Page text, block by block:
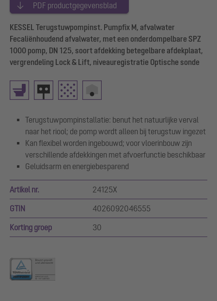
PDF productgegevensblad
KESSEL Terugstuwpompinst. Pumpfix M, afvalwater
Fecaliënhoudend afvalwater, met een onderdompelbare SPZ
1000 pomp, DN 125, soort afdekking betegelbare afdekplaat,
vergrendeling Lock & Lift, niveauregistratie Optische sonde
Terugstuwpompinstallatie: benut het natuurlijke verval
naar het riool; de pomp wordt alleen bij terugstuw ingezet
Kan flexibel worden ingebouwd; voor vloerinbouw zijn
verschillende afdekkingen met afvoerfunctie beschikbaar
Geluidsarm en energiebesparend
Artikel nr. 24125X
GTIN 4026092046555
Korting groep 30